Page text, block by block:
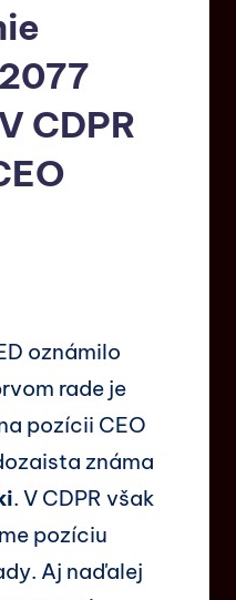
CDPR
oznámilo
rade je
pozícii CEO
známa
. V CDPR však
pozíciu
Aj naďalej